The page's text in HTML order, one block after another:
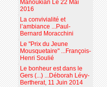
Manoukian Le 22 Mai
2016
La convivialité et
l’ambiance ...Paul-
Bernard Moracchini
Le "Prix du Jeune
Mousquetaire" ...François-
Henri Soulié
Le bonheur est dans le
Gers (...) ...Déborah Lévy-
Bertherat, 11 Juin 2014